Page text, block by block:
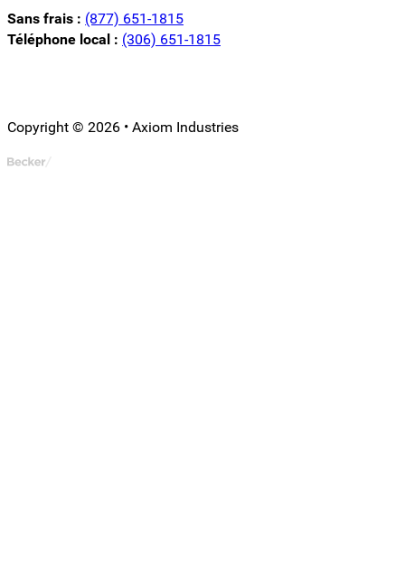
Sans frais : (877) 651-1815
Téléphone local : (306) 651-1815
Copyright © 2026 • Axiom Industries